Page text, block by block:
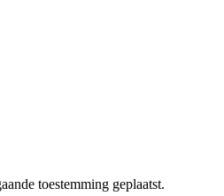
toestemming geplaatst.